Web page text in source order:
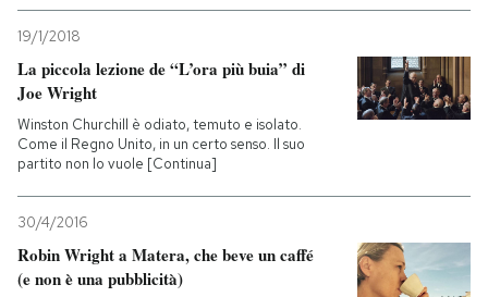
19/1/2018
La piccola lezione de “L’ora più buia” di
Joe Wright
Winston Churchill è odiato, temuto e isolato.
Come il Regno Unito, in un certo senso. Il suo
partito non lo vuole [Continua]
30/4/2016
Robin Wright a Matera, che beve un caffé
(e non è una pubblicità)